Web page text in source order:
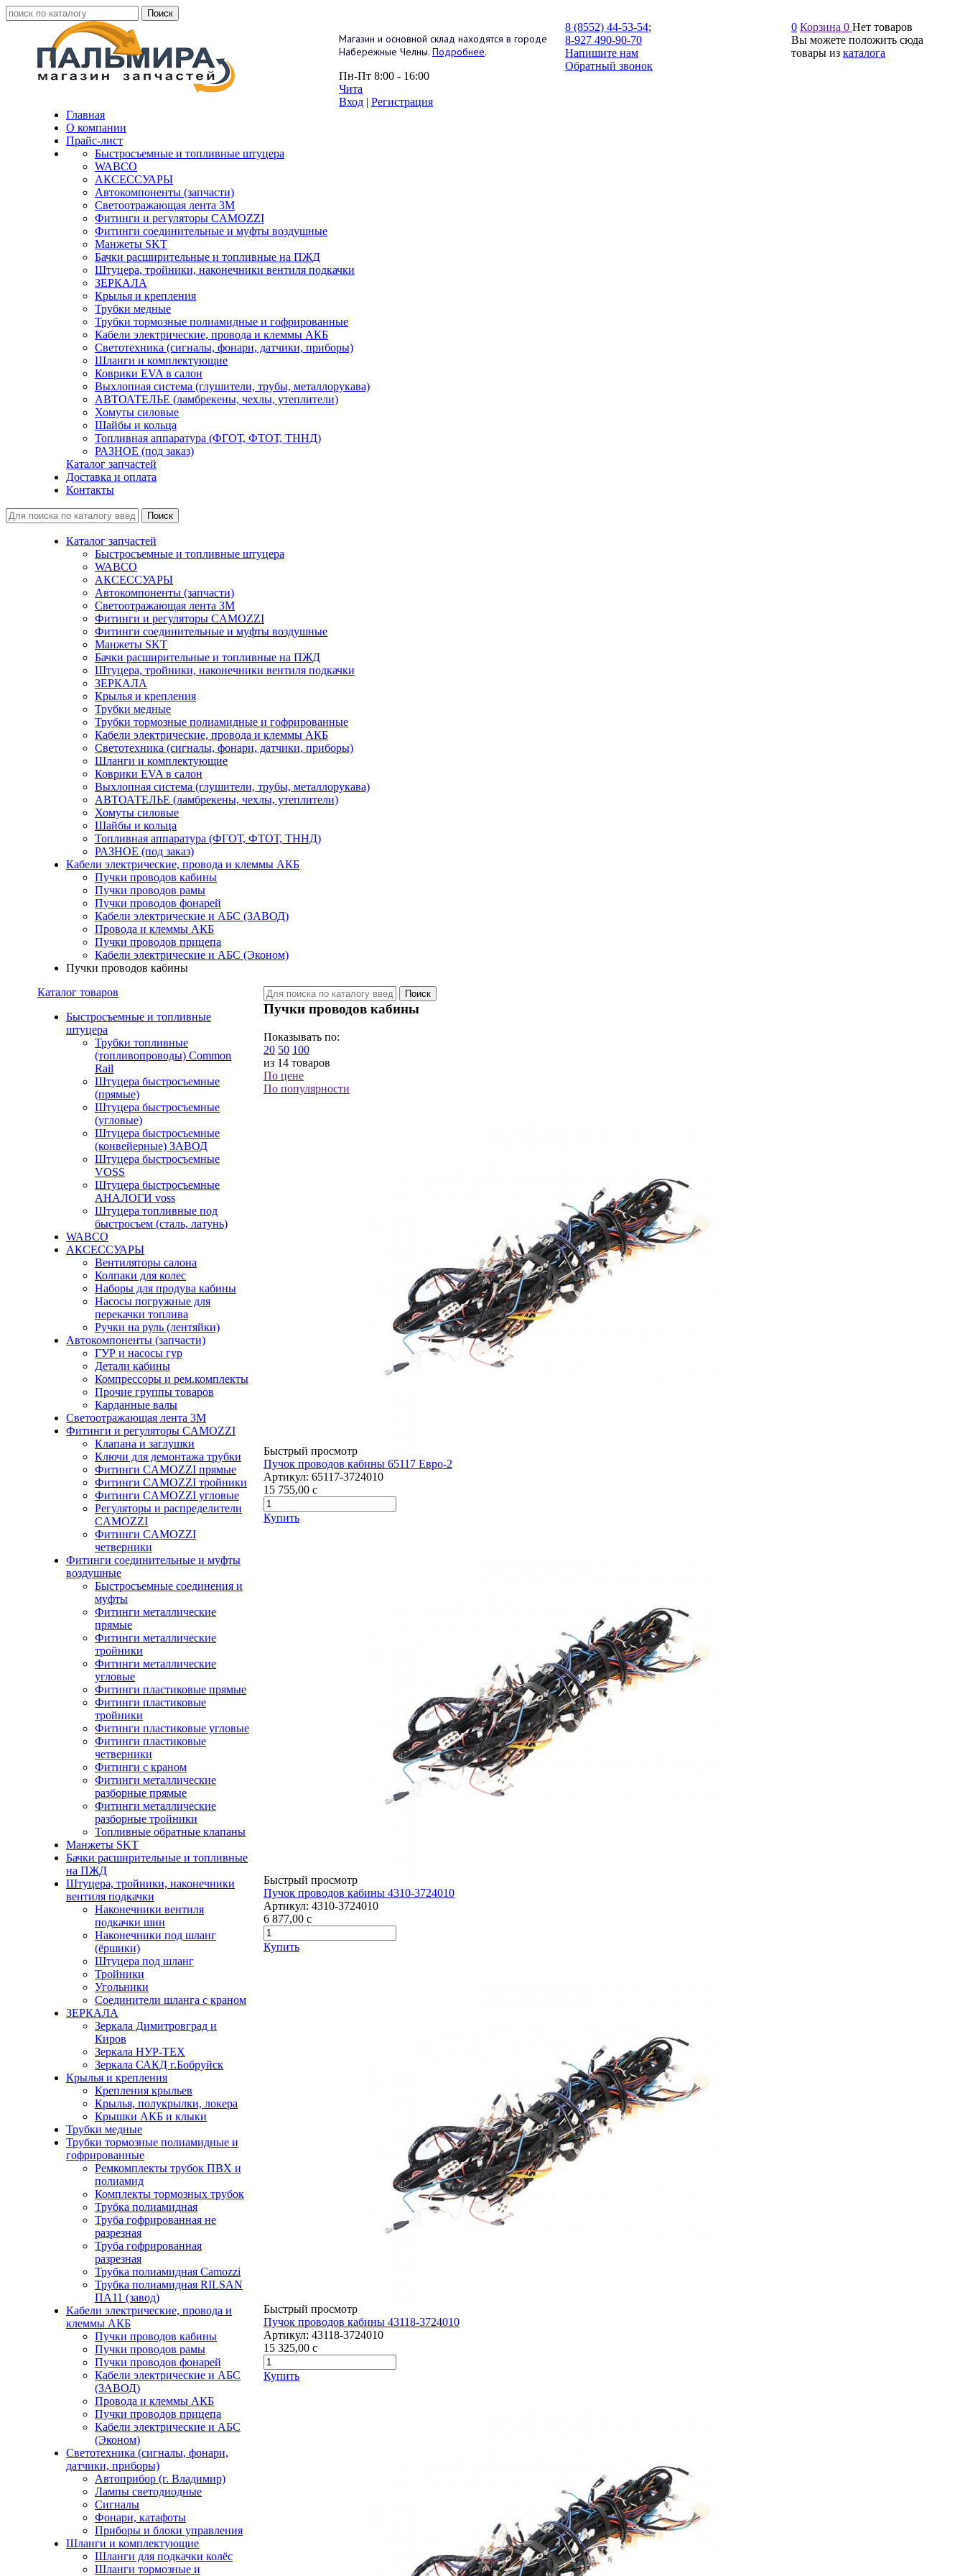
Магазин и основной склад находятся в городе
Набережные Челны. Подробнее.
Пн-Пт 8:00 - 16:00
Чита
Вход | Регистрация
8 (8552) 44-53-54;
8-927 490-90-70
Напишите нам
Обратный звонок
0 Корзина 0 Нет товаров
Вы можете положить сюда
товары из каталога
Главная
О компании
Прайс-лист
Быстросъемные и топливные штуцера
WABCO
АКСЕССУАРЫ
Автокомпоненты (запчасти)
Светоотражающая лента 3М
Фитинги и регуляторы CAMOZZI
Фитинги соединительные и муфты воздушные
Манжеты SKT
Бачки расширительные и топливные на ПЖД
Штуцера, тройники, наконечники вентиля подкачки
ЗЕРКАЛА
Крылья и крепления
Трубки медные
Трубки тормозные полиамидные и гофрированные
Кабели электрические, провода и клеммы АКБ
Светотехника (сигналы, фонари, датчики, приборы)
Шланги и комплектующие
Коврики EVA в салон
Выхлопная система (глушители, трубы, металлорукава)
АВТОАТЕЛЬЕ (ламбрекены, чехлы, утеплители)
Хомуты силовые
Шайбы и кольца
Топливная аппаратура (ФГОТ, ФТОТ, ТННД)
РАЗНОЕ (под заказ)
Каталог запчастей
Доставка и оплата
Контакты
Каталог запчастей
Быстросъемные и топливные штуцера
WABCO
АКСЕССУАРЫ
Автокомпоненты (запчасти)
Светоотражающая лента 3М
Фитинги и регуляторы CAMOZZI
Фитинги соединительные и муфты воздушные
Манжеты SKT
Бачки расширительные и топливные на ПЖД
Штуцера, тройники, наконечники вентиля подкачки
ЗЕРКАЛА
Крылья и крепления
Трубки медные
Трубки тормозные полиамидные и гофрированные
Кабели электрические, провода и клеммы АКБ
Светотехника (сигналы, фонари, датчики, приборы)
Шланги и комплектующие
Коврики EVA в салон
Выхлопная система (глушители, трубы, металлорукава)
АВТОАТЕЛЬЕ (ламбрекены, чехлы, утеплители)
Хомуты силовые
Шайбы и кольца
Топливная аппаратура (ФГОТ, ФТОТ, ТННД)
РАЗНОЕ (под заказ)
Кабели электрические, провода и клеммы АКБ
Пучки проводов кабины
Пучки проводов рамы
Пучки проводов фонарей
Кабели электрические и АБС (ЗАВОД)
Провода и клеммы АКБ
Пучки проводов прицепа
Кабели электрические и АБС (Эконом)
Пучки проводов кабины
Каталог товаров
Быстросъемные и топливные
штуцера
Трубки топливные
(топливопроводы) Common
Rail
Штуцера быстросъемные
(прямые)
Штуцера быстросъемные
(угловые)
Штуцера быстросъемные
(конвейерные) ЗАВОД
Штуцера быстросъемные
VOSS
Штуцера быстросъемные
АНАЛОГИ voss
Штуцера топливные под
быстросъем (сталь, латунь)
WABCO
АКСЕССУАРЫ
Вентиляторы салона
Колпаки для колес
Наборы для продува кабины
Насосы погружные для
перекачки топлива
Ручки на руль (лентяйки)
Автокомпоненты (запчасти)
ГУР и насосы гур
Детали кабины
Компрессоры и рем.комплекты
Прочие группы товаров
Карданные валы
Светоотражающая лента 3М
Фитинги и регуляторы CAMOZZI
Клапана и заглушки
Ключи для демонтажа трубки
Фитинги CAMOZZI прямые
Фитинги CAMOZZI тройники
Фитинги CAMOZZI угловые
Регуляторы и распределители
CAMOZZI
Фитинги CAMOZZI
четверники
Фитинги соединительные и муфты
воздушные
Быстросъемные соединения и
муфты
Фитинги металлические
прямые
Фитинги металлические
тройники
Фитинги металлические
угловые
Фитинги пластиковые прямые
Фитинги пластиковые
тройники
Фитинги пластиковые угловые
Фитинги пластиковые
четверники
Фитинги с краном
Фитинги металлические
разборные прямые
Фитинги металлические
разборные тройники
Топливные обратные клапаны
Манжеты SKT
Бачки расширительные и топливные
на ПЖД
Штуцера, тройники, наконечники
вентиля подкачки
Наконечники вентиля
подкачки шин
Наконечники под шланг
(ёршики)
Штуцера под шланг
Тройники
Угольники
Соединители шланга с краном
ЗЕРКАЛА
Зеркала Димитровград и
Киров
Зеркала НУР-ТЕХ
Зеркала САКД г.Бобруйск
Крылья и крепления
Крепления крыльев
Крылья, полукрылки, локера
Крышки АКБ и клыки
Трубки медные
Трубки тормозные полиамидные и
гофрированные
Ремкомплекты трубок ПВХ и
полиамид
Комплекты тормозных трубок
Трубка полиамидная
Труба гофрированная не
разрезная
Труба гофрированная
разрезная
Трубка полиамидная Camozzi
Трубка полиамидная RILSAN
ПА11 (завод)
Кабели электрические, провода и
клеммы АКБ
Пучки проводов кабины
Пучки проводов рамы
Пучки проводов фонарей
Кабели электрические и АБС
(ЗАВОД)
Провода и клеммы АКБ
Пучки проводов прицепа
Кабели электрические и АБС
(Эконом)
Светотехника (сигналы, фонари,
датчики, приборы)
Автоприбор (г. Владимир)
Лампы светодиодные
Сигналы
Фонари, катафоты
Приборы и блоки управления
Шланги и комплектующие
Шланги для подкачки колёс
Шланги тормозные и
Пучки проводов кабины
Показывать по:
20 50 100
из 14 товаров
По цене
По популярности
Быстрый просмотр
Пучок проводов кабины 65117 Евро-2
Артикул: 65117-3724010
15 755,00 c
Купить
Быстрый просмотр
Пучок проводов кабины 4310-3724010
Артикул: 4310-3724010
6 877,00 c
Купить
Быстрый просмотр
Пучок проводов кабины 43118-3724010
Артикул: 43118-3724010
15 325,00 c
Купить